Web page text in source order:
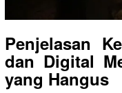
Penjelasan
dan Digital
yang Hangus